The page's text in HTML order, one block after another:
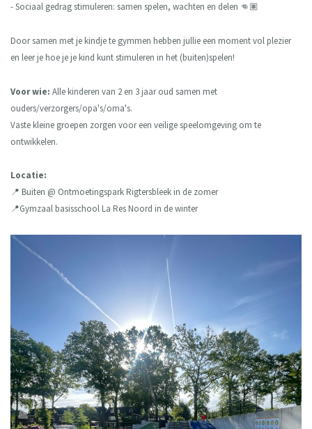
- Sociaal gedrag stimuleren: samen spelen, wachten en delen 👊🏽
Door samen met je kindje te gymmen hebben jullie een moment vol plezier
en leer je hoe je je kind kunt stimuleren in het (buiten)spelen!
Voor wie: Alle kinderen van 2 en 3 jaar oud samen met
ouders/verzorgers/opa's/oma's.
Vaste kleine groepen zorgen voor een veilige speelomgeving om te
ontwikkelen.
Locatie:
📍 Buiten @ Ontmoetingspark Rigtersbleek in de zomer
📍Gymzaal basisschool La Res Noord in de winter